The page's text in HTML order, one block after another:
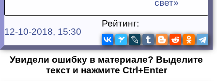
12-10-2018, 15:30
Рейтинг:
Увидели ошибку в материале? Выделите
текст и нажмите Ctrl+Enter